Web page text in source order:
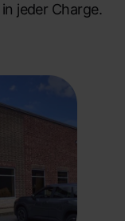
jeder Charge.